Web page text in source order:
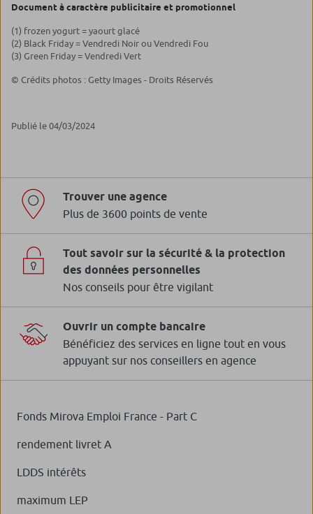
Document à caractère publicitaire et promotionnel
(1) frozen yogurt = yaourt glacé
(2) Black Friday = Vendredi Noir ou Vendredi Fou
(3) Green Friday = Vendredi Vert
© Crédits photos : Getty Images - Droits Réservés
Publié le 04/03/2024
Trouver une agence
Plus de 3600 points de vente
Tout savoir sur la sécurité & la protection
des données personnelles
Nos conseils pour être vigilant
Ouvrir un compte bancaire
Bénéficiez des services en ligne tout en vous
appuyant sur nos conseillers en agence
Fonds Mirova Emploi France - Part C
rendement livret A
LDDS intérêts
maximum LEP